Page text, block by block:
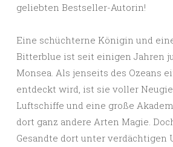
geliebten Bestseller-Autorin!
Eine schüchterne Königin und
Bitterblue ist seit einigen Jahren
Monsea. Als jenseits des Ozeans
entdeckt wird, ist sie voller
Luftschiffe und eine große
dort ganz andere Arten Magie.
Gesandte dort unter verdächtigen